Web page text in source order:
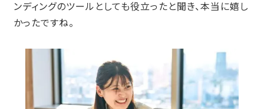
ンディングのツールとしても役立ったと聞き、本当に嬉し
かったですね。